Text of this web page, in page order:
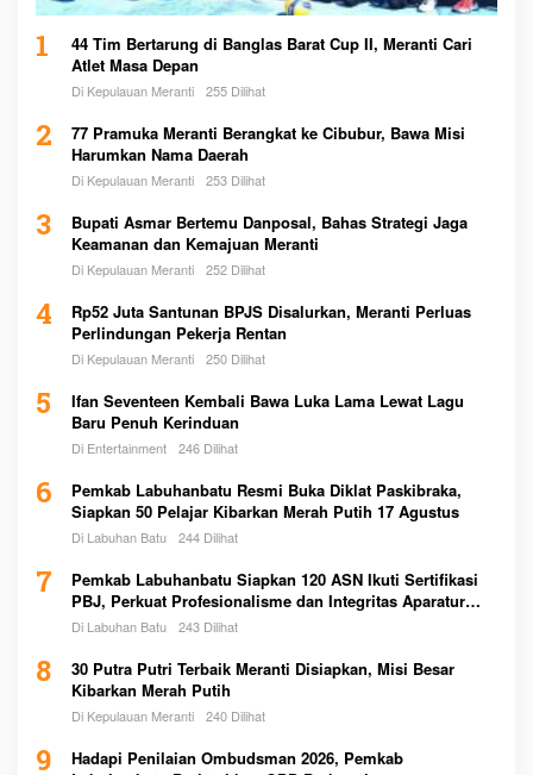
1
44 Tim Bertarung di Banglas Barat Cup II, Meranti Cari
Atlet Masa Depan
Di Kepulauan Meranti 255 Dilihat
2
77 Pramuka Meranti Berangkat ke Cibubur, Bawa Misi
Harumkan Nama Daerah
Di Kepulauan Meranti 253 Dilihat
3
Bupati Asmar Bertemu Danposal, Bahas Strategi Jaga
Keamanan dan Kemajuan Meranti
Di Kepulauan Meranti 252 Dilihat
4
Rp52 Juta Santunan BPJS Disalurkan, Meranti Perluas
Perlindungan Pekerja Rentan
Di Kepulauan Meranti 250 Dilihat
5
Ifan Seventeen Kembali Bawa Luka Lama Lewat Lagu
Baru Penuh Kerinduan
Di Entertainment 246 Dilihat
6
Pemkab Labuhanbatu Resmi Buka Diklat Paskibraka,
Siapkan 50 Pelajar Kibarkan Merah Putih 17 Agustus
Di Labuhan Batu 244 Dilihat
7
Pemkab Labuhanbatu Siapkan 120 ASN Ikuti Sertifikasi
PBJ, Perkuat Profesionalisme dan Integritas Aparatur
Pemerintah
Di Labuhan Batu 243 Dilihat
8
30 Putra Putri Terbaik Meranti Disiapkan, Misi Besar
Kibarkan Merah Putih
Di Kepulauan Meranti 240 Dilihat
9
Hadapi Penilaian Ombudsman 2026, Pemkab